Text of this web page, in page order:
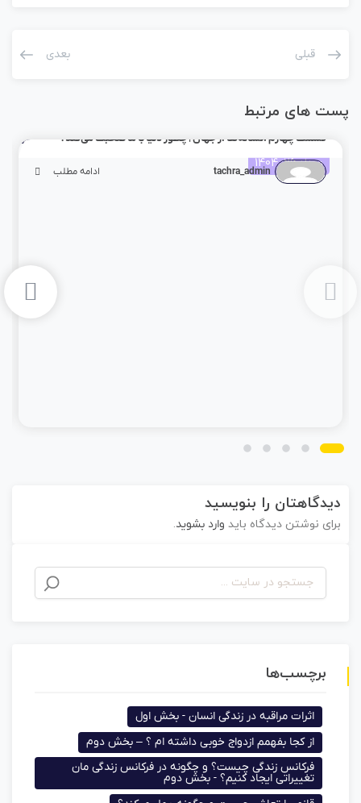
قبلی بعدی
پست های مرتبط
مرداد 26, 1404
قسمت چهارم :نشانه‌ها از جهان | چطور دنیا با ما صحبت می‌کند؟
tachra_admin ادامه مطلب
دیدگاهتان را بنویسید
برای نوشتن دیدگاه باید وارد بشوید.
برچسب‌ها
اثرات مراقبه در زندگی انسان - بخش اول
از کجا بفهمم ازدواج خوبی داشته ام ؟ – بخش دوم
فرکانس زندگی چیست؟ و چگونه در فرکانس زندگی مان
تغییراتی ایجاد کنیم؟ - بخش دوم